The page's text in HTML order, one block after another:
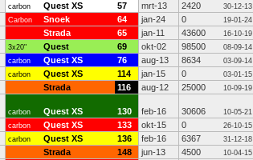
carbon Quest XS 57 mrt-13 2420 30-12-13
Carbon Snoek 64 jan-24 0 19-01-24
Strada 65 jan-11 43600 16-10-19
3x20" Quest 69 okt-02 98500 08-09-14
carbon Quest XS 76 aug-13 8634 03-09-14
carbon Quest XS 114 jan-15 0 03-01-15
Strada 116 aug-12 25000 10-09-19
carbon Quest XS 130 feb-16 30606 10-05-21
carbon Quest XS 133 okt-15 0 26-10-15
carbon Quest XS 136 feb-16 6367 31-12-18
Strada 148 jun-13 4500 10-04-15